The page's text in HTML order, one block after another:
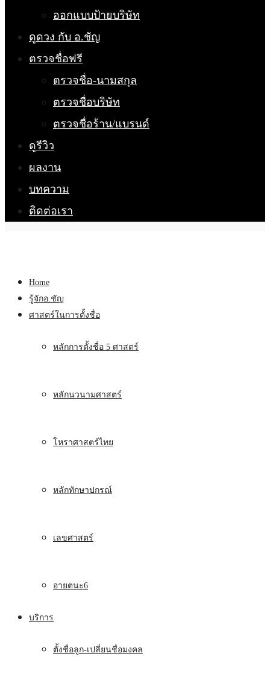
ออกแบบป้ายบริษัท
ดูดวง กับ อ.ชัญ
ตรวจชื่อฟรี
ตรวจชื่อ-นามสกุล
ตรวจชื่อบริษัท
ตรวจชื่อร้าน/แบรนด์
ดูรีวิว
ผลงาน
บทความ
ติดต่อเรา
Home
รู้จักอ.ชัญ
ศาสตร์ในการตั้งชื่อ
หลักการตั้งชื่อ 5 ศาสตร์
หลักนวนามศาสตร์
โหราศาสตร์ไทย
หลักทักษาปกรณ์
เลขศาสตร์
อายตนะ6
บริการ
ตั้งชื่อลูก-เปลี่ยนชื่อมงคล